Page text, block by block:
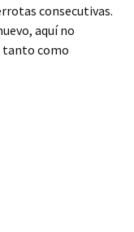
consecutivas.
aquí no
tanto como